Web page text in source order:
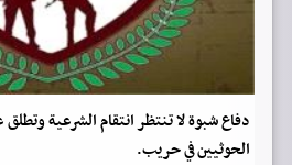
دفاع شبوة لا تنتظر انتقام الشرعية
الحوثيين في حريب.